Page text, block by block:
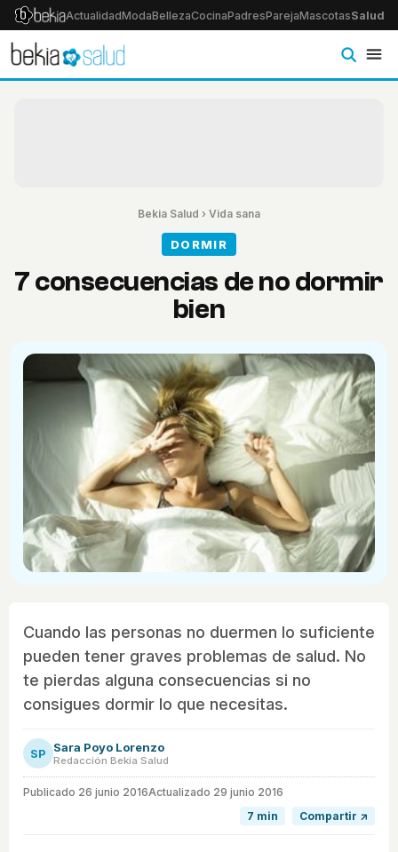
ActualidadModaBellezaCocinaPadresParejaMascotasSalud
Bekia Salud › Vida sana
DORMIR
7 consecuencias de no dormir
bien
Cuando las personas no duermen lo suficiente
pueden tener graves problemas de salud. No
te pierdas alguna consecuencias si no
consigues dormir lo que necesitas.
SP Sara Poyo Lorenzo
Redacción Bekia Salud
Publicado 26 junio 2016Actualizado 29 junio 2016
7 min
Compartir ↗